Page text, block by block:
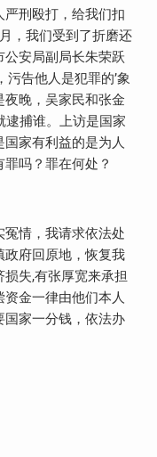
刑殴打，给我们扣
，我们受到了折磨还
安局副局长朱荣跃
污告他人是犯罪的’象
晚，吴家民和张金
逮捕谁。上访是国家
家有利益的是为人
吗？罪在何处？
情，我请求依法处
府回原地，恢复我
失,有张厚宽来承担
金一律由他们本人
国家一分钱，依法办